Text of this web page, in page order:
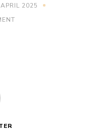
2025
ON